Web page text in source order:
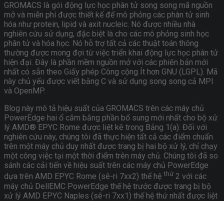
GROMACS là gói động lực học phân tử song song mã nguồn
mở và miễn phí được thiết kế để mô phỏng các phân tử sinh
hóa như protein, lipid và axit nucleic. Nó được nhiều nhà
nghiên cứu sử dụng, đặc biệt là cho các mô phỏng sinh học
phân tử và hóa học. Nó hỗ trợ tất cả các thuật toán thông
thường được mong đợi từ việc triển khai động lực học phân tử
hiện đại. Đây là phần mềm nguồn mở với các phiên bản mới
nhất có sẵn theo Giấy phép Công cộng Ít hơn GNU (LGPL). Mã
này chủ yếu được viết bằng C và sử dụng song song cả MPI
và OpenMP.
Blog này mô tả hiệu suất của GROMACS trên các máy chủ
PowerEdge hai ổ cắm bằng phần bổ sung mới nhất cho bộ xử
lý AMD® EPYC Rome được liệt kê trong Bảng 1(a). Đối với
nghiên cứu này, chúng tôi đã thực hiện tất cả các điểm chuẩn
trên một máy chủ duy nhất được trang bị hai bộ xử lý, chỉ chạy
một công việc tại một thời điểm trên máy chủ. Chúng tôi đã so
sánh các cải tiến về hiệu suất trên các máy chủ PowerEdge
dựa trên AMD EPYC Rome (sê-ri 7xx2) thế hệ thứ 2 với các
máy chủ DellEMC PowerEdge thế hệ trước được trang bị bộ
xử lý AMD EPYC Naples (sê-ri 7xx1) thế hệ thứ nhất được liệt